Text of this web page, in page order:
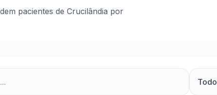
pacientes de Crucilândia por